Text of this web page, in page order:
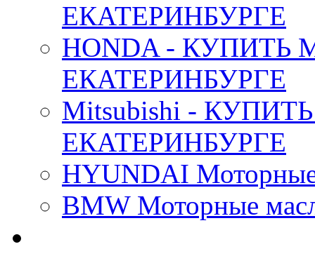
ЕКАТЕРИНБУРГЕ
HONDA -
ЕКАТЕРИНБУРГЕ
Mitsubishi -
ЕКАТЕРИНБУРГЕ
HYUNDAI
BMW Моторные